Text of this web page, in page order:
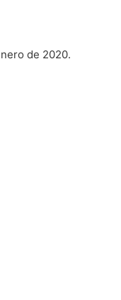
de 2020.